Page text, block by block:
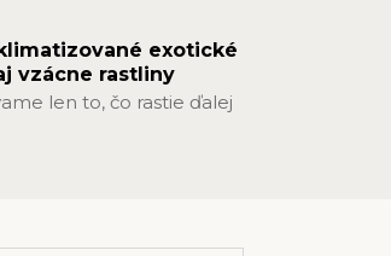
exotické
vzácne rastliny
len to, čo rastie ďalej